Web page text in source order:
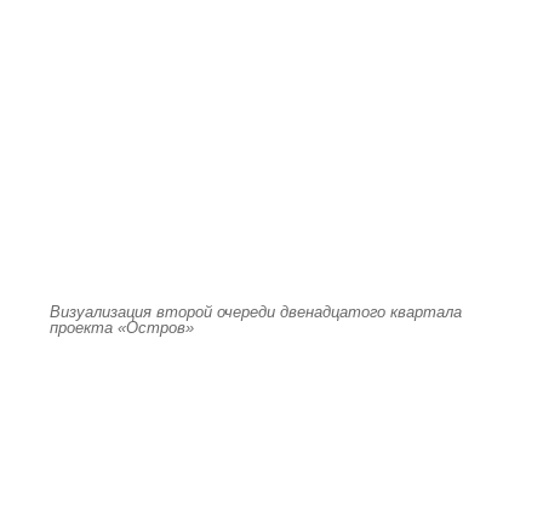
Визуализация второй очереди двенадцатого квартала
проекта «Остров»